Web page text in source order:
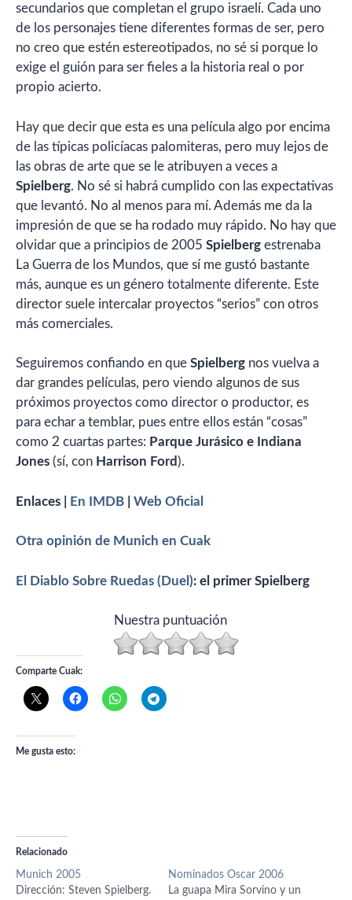
secundarios que completan el grupo israelí. Cada uno
de los personajes tiene diferentes formas de ser, pero
no creo que estén estereotipados, no sé si porque lo
exige el guión para ser fieles a la historia real o por
propio acierto.
Hay que decir que esta es una película algo por encima
de las típicas policíacas palomiteras, pero muy lejos de
las obras de arte que se le atribuyen a veces a
Spielberg. No sé si habrá cumplido con las expectativas
que levantó. No al menos para mí. Además me da la
impresión de que se ha rodado muy rápido. No hay que
olvidar que a principios de 2005 Spielberg estrenaba
La Guerra de los Mundos, que sí me gustó bastante
más, aunque es un género totalmente diferente. Este
director suele intercalar proyectos “serios” con otros
más comerciales.
Seguiremos confiando en que Spielberg nos vuelva a
dar grandes películas, pero viendo algunos de sus
próximos proyectos como director o productor, es
para echar a temblar, pues entre ellos están “cosas”
como 2 cuartas partes: Parque Jurásico e Indiana
Jones (sí, con Harrison Ford ).
Enlaces | En IMDB Web Oficial
Otra opinión de Munich en Cuak
El Diablo Sobre Ruedas (Duel): el primer Spielberg
Nuestra puntuación
Comparte Cuak:
Me gusta esto:
Relacionado
Munich 2005
Dirección: Steven Spielberg.
Nominados Oscar 2006
La guapa Mira Sorvino y un